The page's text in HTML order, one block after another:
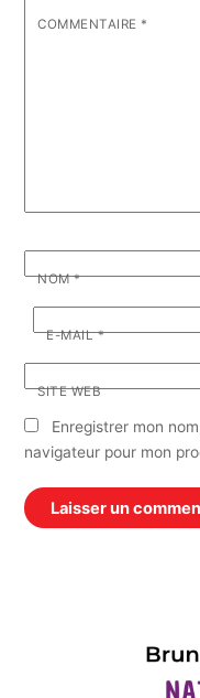
COMMENTAIRE *
NOM*
E-MAIL*
SITE WEB
Enregistrer mon
navigateur pour mon